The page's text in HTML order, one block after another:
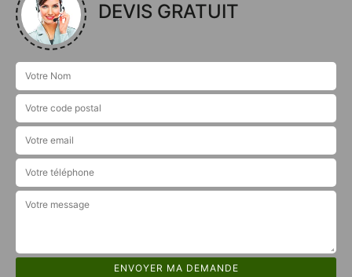
DEVIS GRATUIT